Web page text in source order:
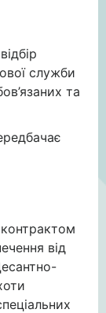
служби
та
від